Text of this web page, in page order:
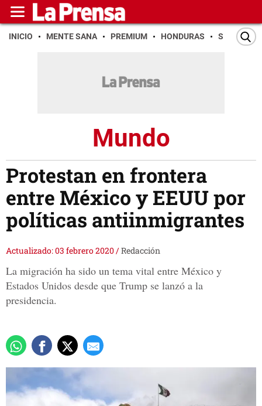
INICIO MENTE SANA PREMIUM HONDURAS SAN PEDRO
Mundo
Protestan en frontera
entre México y EEUU por
políticas antiinmigrantes
Actualizado: 03 febrero 2020/Redacción
La migración ha sido un tema vital entre México y
Estados Unidos desde que Trump se lanzó a la
presidencia.